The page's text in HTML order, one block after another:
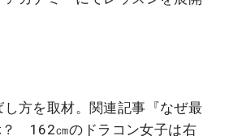
し方を取材。関連記事『なぜ最
162㎝のドラコン女子は右